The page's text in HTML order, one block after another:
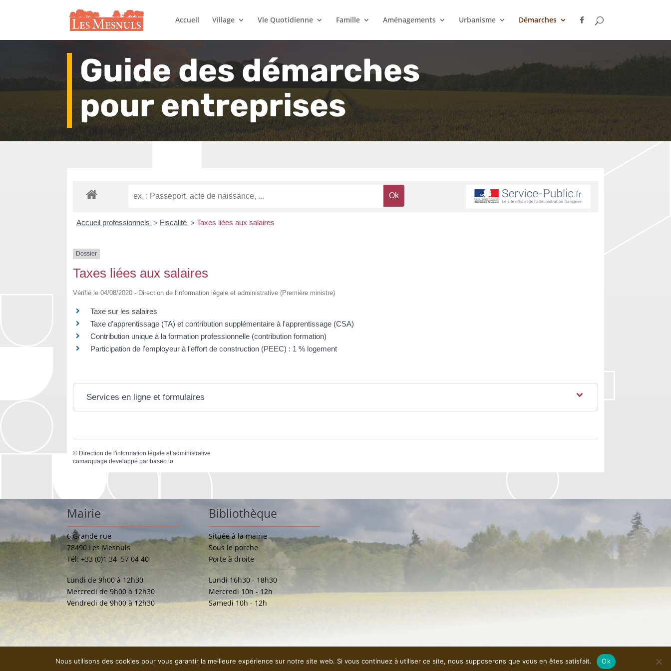
Accueil Village Vie Quotidienne Famille Aménagements Urbanisme Démarches
Guide des démarches
pour entreprises
Accueil professionnels > Fiscalité > Taxes liées aux salaires
Dossier
Taxes liées aux salaires
Vérifié le 04/08/2020 - Direction de l'information légale et administrative (Première ministre)
Taxe sur les salaires
Taxe d'apprentissage (TA) et contribution supplémentaire à l'apprentissage (CSA)
Contribution unique à la formation professionnelle (contribution formation)
Participation de l'employeur à l'effort de construction (PEEC) : 1 % logement
Services en ligne et formulaires
© Direction de l'information légale et administrative
comarquage developpé par baseo.io
Mairie
6 Grande rue
78490 Les Mesnuls
Tél: +33 (0)1 34 57 04 40
Lundi de 9h00 à 12h30
Mercredi de 9h00 à 12h30
Vendredi de 9h00 à 12h30
Bibliothèque
Située à la mairie
Sous le porche
Porte à droite
Lundi 16h30 - 18h30
Mercredi 10h - 12h
Samedi 10h - 12h
Mentions légales
Nous utilisons des cookies pour vous garantir la meilleure expérience sur notre site web. Si vous continuez à utiliser ce site, nous supposerons que vous en êtes satisfait. Ok